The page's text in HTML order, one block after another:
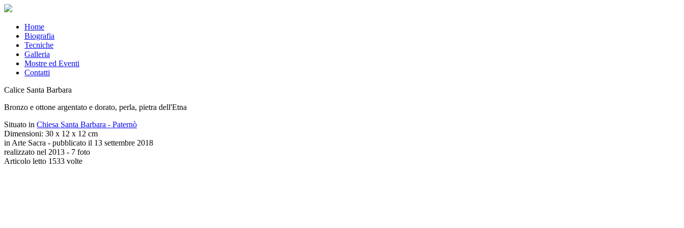
Home
Biografia
Tecniche
Galleria
Mostre ed Eventi
Contatti
Calice Santa Barbara
Bronzo e ottone argentato e dorato, perla, pietra dell'Etna
Situato in Chiesa Santa Barbara - Paternò
Dimensioni: 30 x 12 x 12 cm
in Arte Sacra - pubblicato il 13 settembre 2018
realizzato nel 2013 - 7 foto
Articolo letto 1533 volte